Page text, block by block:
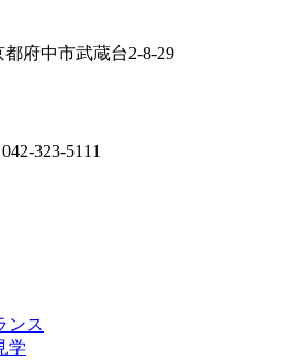
府中市武蔵台2-8-29
042-323-5111
ンス
学